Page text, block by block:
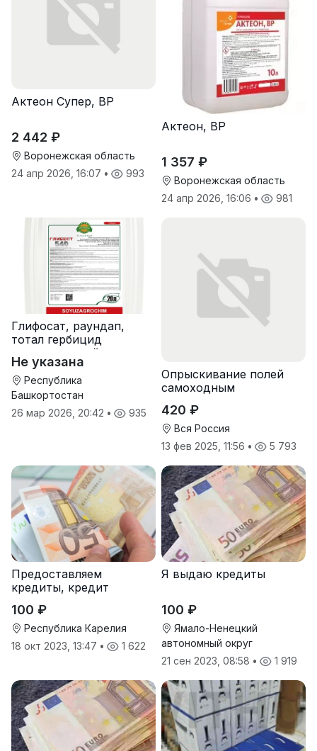
Актеон Супер, ВР
2 442 ₽
Воронежская область
24 апр 2026, 16:07 • 993
Актеон, ВР
1 357 ₽
Воронежская область
24 апр 2026, 16:06 • 981
Глифосат, раундап,
тотал гербицид
сплошного действия
Не указана
Республика
Башкортостан
26 мар 2026, 20:42 • 935
Опрыскивание полей
самоходным
Туман-2
420 ₽
Вся Россия
13 фев 2025, 11:56 • 5 793
Предоставляем
кредиты, кредит
100 ₽
Республика Карелия
18 окт 2023, 13:47 • 1 622
Я выдаю кредиты
100 ₽
Ямало-Ненецкий
автономный округ
21 сен 2023, 08:58 • 1 919